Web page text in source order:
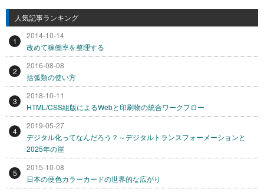
人気記事ランキング
1
2014-10-14
改めて稼働率を整理する
2
2016-08-08
括弧類の使い方
3
2018-10-11
HTML/CSS組版によるWebと印刷物の統合ワークフロー
4
2019-05-27
デジタル化ってなんだろう？～デジタルトランスフォーメーションと
2025年の崖
5
2015-10-08
日本の便色カラーカードの世界的な広がり